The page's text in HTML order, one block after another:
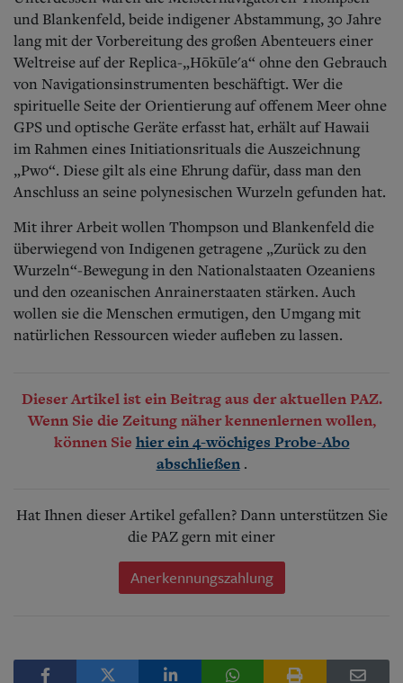
und Blankenfeld, beide indigener Abstammung, 30 Jahre
lang mit der Vorbereitung des großen Abenteuers einer
Weltreise auf der Replica-„Hōkūle'a“ ohne den Gebrauch
von Navigationsinstrumenten beschäftigt. Wer die
spirituelle Seite der Orientierung auf offenem Meer ohne
GPS und optische Geräte erfasst hat, erhält auf Hawaii
im Rahmen eines Initiationsrituals die Auszeichnung
„Pwo“. Diese gilt als eine Ehrung dafür, dass man den
Anschluss an seine polynesischen Wurzeln gefunden hat.
Mit ihrer Arbeit wollen Thompson und Blankenfeld die
überwiegend von Indigenen getragene „Zurück zu den
Wurzeln“-Bewegung in den Nationalstaaten Ozeaniens
und den ozeanischen Anrainerstaaten stärken. Auch
wollen sie die Menschen ermutigen, den Umgang mit
natürlichen Ressourcen wieder aufleben zu lassen.
Dieser Artikel ist ein Beitrag aus der aktuellen PAZ.
Wenn Sie die Zeitung näher kennenlernen wollen,
können Sie hier ein 4-wöchiges Probe-Abo
abschließen .
Hat Ihnen dieser Artikel gefallen? Dann unterstützen Sie
die PAZ gern mit einer
Anerkennungszahlung